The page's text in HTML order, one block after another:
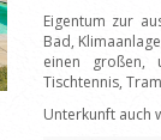
Eigentum zur
Bad,
einen großen,
Tischtennis,
Unterkunft auch